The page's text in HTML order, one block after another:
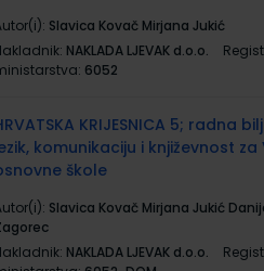
Slavica Kovač Mirjana Jukić
NAKLADA LJEVAK d.o.o.
6052
KRIJESNICA 5; radna
komunikaciju i književnost za
škole
Slavica Kovač Mirjana Jukić
NAKLADA LJEVAK d.o.o.